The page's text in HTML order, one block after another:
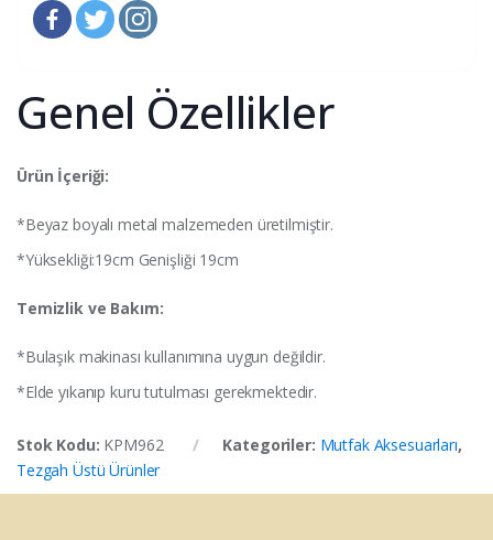
Genel Özellikler
Ürün İçeriği:
*Beyaz boyalı metal malzemeden üretilmiştir.
*Yüksekliği:19cm Genişliği 19cm
Temizlik ve Bakım:
*Bulaşık makinası kullanımına uygun değildir.
*Elde yıkanıp kuru tutulması gerekmektedir.
Stok Kodu: KPM962 Kategoriler: Mutfak Aksesuarları,
Tezgah Üstü Ürünler